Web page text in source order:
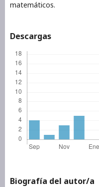
matemáticos.
Descargas
Biografía del autor/a